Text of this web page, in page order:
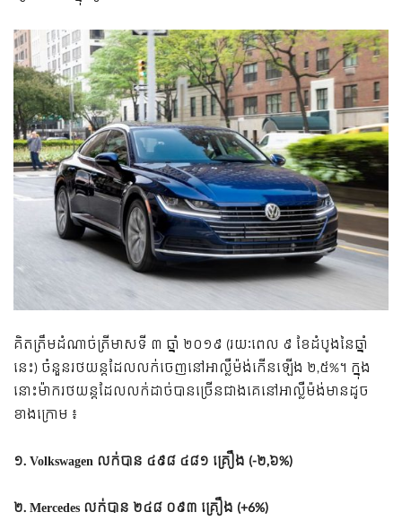
គិត​ត្រឹម​ដំណាច់​ត្រីមាស​ទី ៣ ឆ្នាំ ២០១៩ (រយៈពេល ៩ ខែ​ដំបូង​នៃ​ឆ្នាំ​
នេះ) ចំនួន​រថយន្ត​ដែល​លក់​ចេញ​នៅ​អាល្លឺម៉ង់​កើន​ឡើង ២,៥%។ ក្នុង​
នោះ​ម៉ាក​រថយន្ត​ដែល​លក់​ដាច់​បាន​ច្រើន​ជាង​គេ​នៅ​អាល្លឺម៉ង់​មាន​ដូច​
ខាង​ក្រោម ៖
១. Volkswagen លក់​បាន ៤៩៨ ៤៨១ គ្រឿង (-២,៦%)
២. Mercedes លក់​បាន​ ២៤៨ ០៩៣ គ្រឿង (+6%)